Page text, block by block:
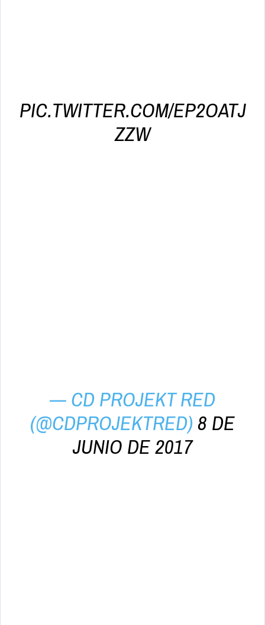
PIC.TWITTER.COM/EP2OATJ
ZZW
— CD PROJEKT RED
(@CDPROJEKTRED) 8 DE
JUNIO DE 2017